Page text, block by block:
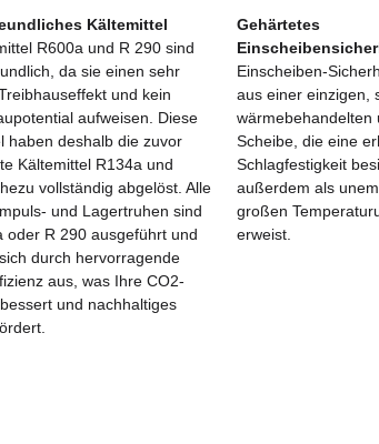
Kältemittel
R600a und R 290 sind
da sie einen sehr
und kein
aufweisen. Diese
haben deshalb die zuvor
Kältemittel R134a und
vollständig abgelöst. Alle
und Lagertruhen sind
oder R 290 ausgeführt und
durch hervorragende
aus, was Ihre CO2-
und nachhaltiges
Gehärtetes
Einscheiben-
aus einer einzigen,
wärmebehandelten
Scheibe, die eine
Schlagfestigkeit
außerdem als
großen
erweist.